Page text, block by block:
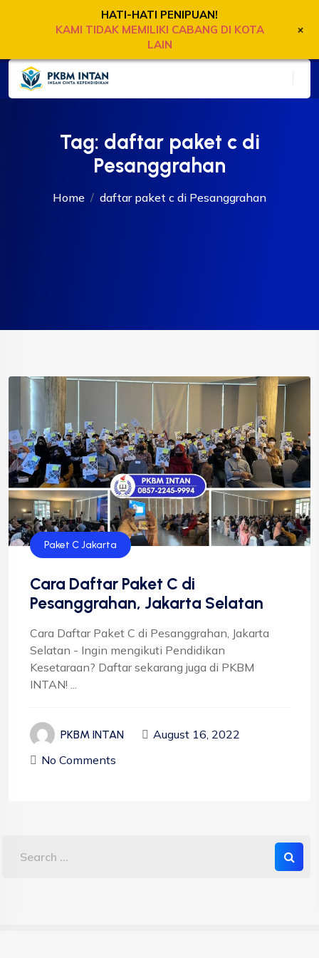
Tag: daftar paket c di
Pesanggrahan
Home daftar paket c di Pesanggrahan
Paket C Jakarta
Cara Daftar Paket C di
Pesanggrahan, Jakarta Selatan
Cara Daftar Paket C di Pesanggrahan, Jakarta
Selatan - Ingin mengikuti Pendidikan
Kesetaraan? Daftar sekarang juga di PKBM
INTAN! ...
PKBM INTAN
August 16, 2022
No Comments
HATI-HATI PENIPUAN!
KAMI TIDAK MEMILIKI CABANG DI KOTA
LAIN
+